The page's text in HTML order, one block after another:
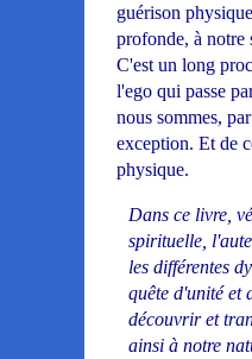
guérison
profonde, à notre
C'est un long
l'ego qui passe
nous sommes,
exception. Et de
physique.
Dans ce livre,
spirituelle,
les différentes
quête d'unité et
découvrir et
ainsi à notre